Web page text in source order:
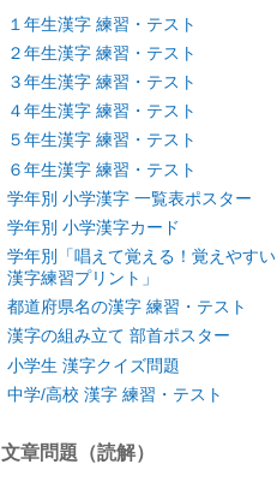
１年生漢字 練習・テスト
２年生漢字 練習・テスト
３年生漢字 練習・テスト
４年生漢字 練習・テスト
５年生漢字 練習・テスト
６年生漢字 練習・テスト
学年別 小学漢字 一覧表ポスター
学年別 小学漢字カード
学年別「唱えて覚える！覚えやすい
漢字練習プリント」
都道府県名の漢字 練習・テスト
漢字の組み立て 部首ポスター
小学生 漢字クイズ問題
中学/高校 漢字 練習・テスト
文章問題（読解）